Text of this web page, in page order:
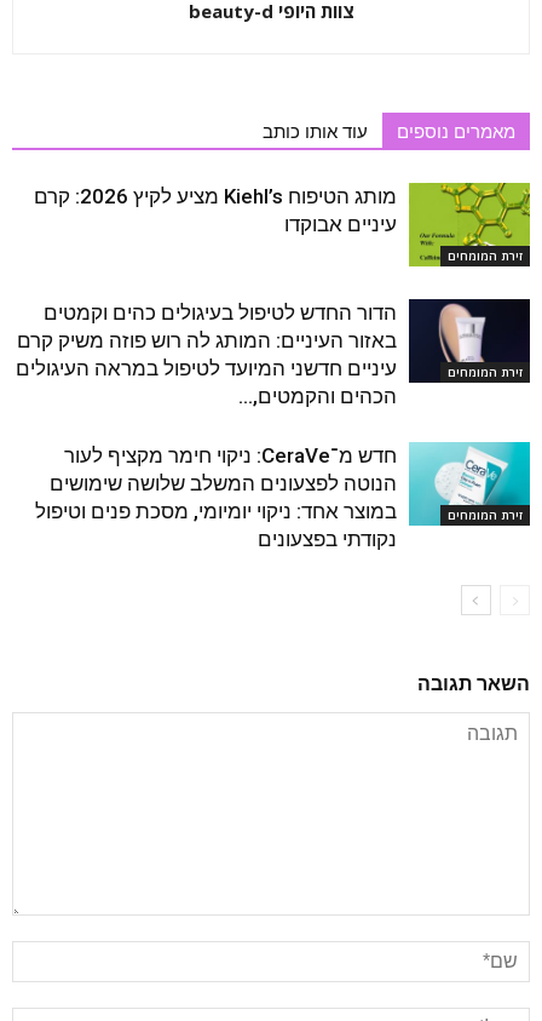
צוות היופי beauty-d
מאמרים נוספים עוד אותו כותב
זירת המומחים
מותג הטיפוח Kiehl’s מציע לקיץ 2026: קרם
עיניים אבוקדו
זירת המומחים
הדור החדש לטיפול בעיגולים כהים וקמטים
באזור העיניים: המותג לה רוש פוזה משיק קרם
עיניים חדשני המיועד לטיפול במראה העיגולים
הכהים והקמטים,...
זירת המומחים
חדש מ־CeraVe: ניקוי חימר מקציף לעור
הנוטה לפצעונים המשלב שלושה שימושים
במוצר אחד: ניקוי יומיומי, מסכת פנים וטיפול
נקודתי בפצעונים
השאר תגובה